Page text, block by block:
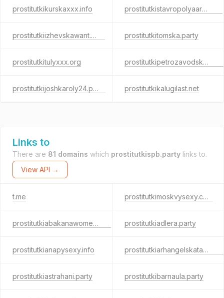
prostitutkikurskaxxx.info prostitutkistavropolyaarea.net
prostitutkiizhevskawant.com prostitutkitomska.party
prostitutkitulyxxx.org prostitutkipetrozavodskaher.net
prostitutkijoshkaroly24.party prostitutkikalugilast.net
Links to
There are 81 domains which prostitutkispb.party links to.
View API →
t.me prostitutkimoskvysexy.com
prostitutkiabakanawomen.info prostitutkiadlera.party
prostitutkianapysexy.info prostitutkiarhangelskatake.com
prostitutkiastrahani.party prostitutkibarnaula.party